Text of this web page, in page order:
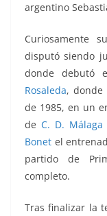
argentino
Curiosamente
disputó siendo
donde debutó
Rosaleda,
de 1985, en un
de C. D. Málaga
Bonet el
partido de
completo.
Tras finalizar la